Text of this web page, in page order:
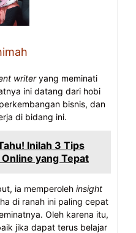
writeryang meminati
ini datang dari hobi
bisnis, dan
di bidang ini.
Inilah 3 Tips
yang Tepat
ia memperoleh insight
di ranah ini paling cepat
Oleh karena itu,
jika dapat terus belajar